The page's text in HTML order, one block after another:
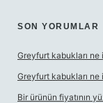
SON YORUMLAR
Greyfurt kabukları ne
Greyfurt kabukları ne
Bir ürünün fiyatının